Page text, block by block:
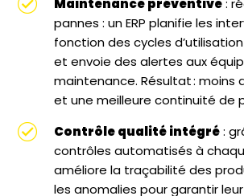
Maintenance préventive:
pannes : un ERP planifie les
fonction des cycles
et envoie des alertes aux
maintenance. Résultat : moins
et une meilleure continuité de
Contrôle qualité intégré:
contrôles automatisés à
améliore la traçabilité des
les anomalies pour garantir